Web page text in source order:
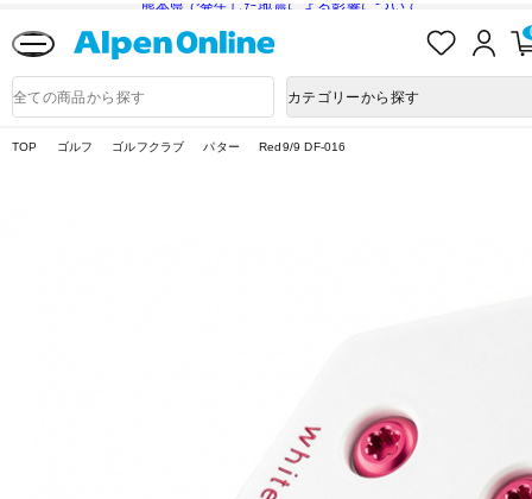
熊本県で発生した地震による影響について
入
ロ
ン
品
検
カテゴリーから探す
TOP ゴルフ ゴルフクラブ パター Red9/9 DF-016